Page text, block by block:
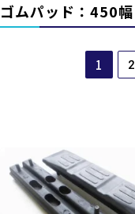
ゴムパッド：450幅
1 2